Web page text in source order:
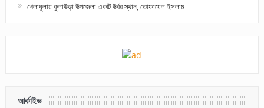
খেলাধূলায় কুলাউড়া উপজেলা একটি উর্বর স্থান, তোফায়েল ইসলাম
আর্কাইভ